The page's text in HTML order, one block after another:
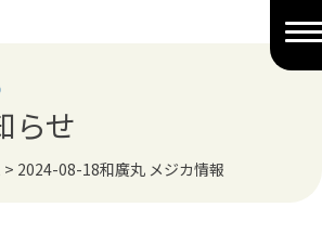
らせ
> 2024-08-18和廣丸 メジカ情報